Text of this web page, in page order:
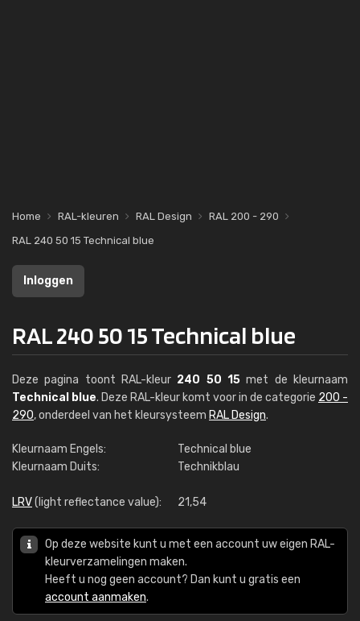
Home RAL-kleuren RAL Design
RAL 200 - 290
RAL 240 50 15 Technical blue
Inloggen
RAL 240 50 15 Technical blue
Deze pagina toont RAL-kleur 240 50 15 met de kleurnaam
Technical blue. Deze RAL-kleur komt voor in de categorie 200 -
290, onderdeel van het kleursysteem RAL Design.
Kleurnaam Engels:
Technical blue
Kleurnaam Duits:
Technikblau
LRV(light reflectance value): 21,54
Op deze website kunt u met een account uw eigen RAL-
kleurverzamelingen maken.
Heeft u nog geen account? Dan kunt u gratis een
account aanmaken.